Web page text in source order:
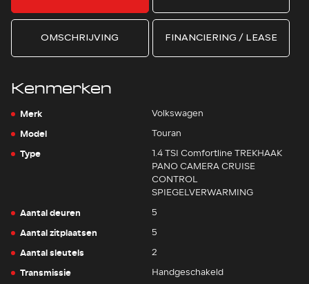
OMSCHRIJVING FINANCIERING / LEASE
Kenmerken
Merk Volkswagen
Model Touran
Type
1.4 TSI Comfortline TREKHAAK
PANO CAMERA CRUISE
CONTROL
SPIEGELVERWARMING
Aantal deuren 5
Aantal zitplaatsen 5
Aantal sleutels 2
Transmissie Handgeschakeld